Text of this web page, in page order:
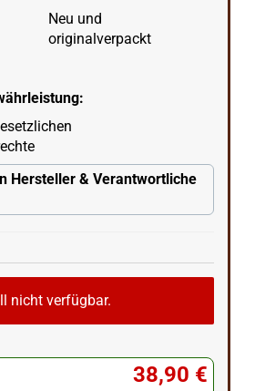
Neu und
originalverpackt
Hersteller & Verantwortliche
nicht verfügbar.
38,90 €